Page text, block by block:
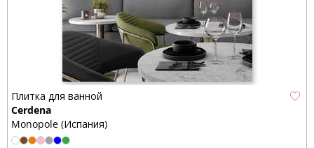
Плитка для ванной
Cerdena
Monopole (Испания)